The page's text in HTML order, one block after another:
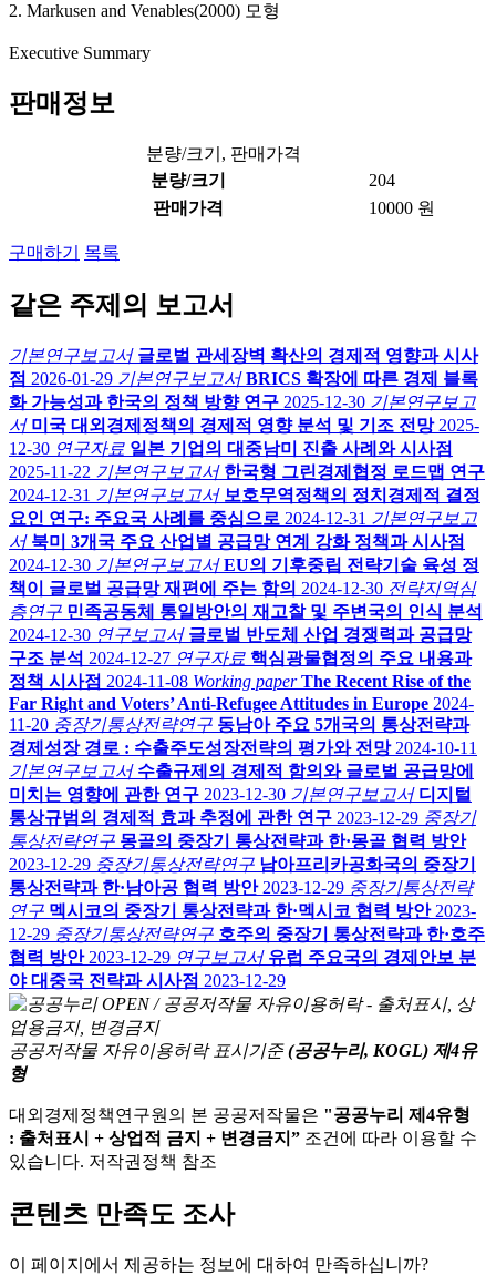
2. Markusen and Venables(2000) 모형
Executive Summary
판매정보
분량/크기, 판매가격
분량/크기
204
판매가격
10000 원
구매하기 목록
같은 주제의 보고서
기본연구보고서 글로벌 관세장벽 확산의 경제적 영향과 시사
점 2026-01-29 기본연구보고서 BRICS 확장에 따른 경제 블록
화 가능성과 한국의 정책 방향 연구 2025-12-30 기본연구보고
서 미국 대외경제정책의 경제적 영향 분석 및 기조 전망 2025-
12-30 연구자료 일본 기업의 대중남미 진출 사례와 시사점
2025-11-22 기본연구보고서 한국형 그린경제협정 로드맵 연구
2024-12-31 기본연구보고서 보호무역정책의 정치경제적 결정
요인 연구: 주요국 사례를 중심으로 2024-12-31 기본연구보고
서 북미 3개국 주요 산업별 공급망 연계 강화 정책과 시사점
2024-12-30 기본연구보고서 EU의 기후중립 전략기술 육성 정
책이 글로벌 공급망 재편에 주는 함의 2024-12-30 전략지역심
층연구 민족공동체 통일방안의 재고찰 및 주변국의 인식 분석
2024-12-30 연구보고서 글로벌 반도체 산업 경쟁력과 공급망
구조 분석 2024-12-27 연구자료 핵심광물협정의 주요 내용과
정책 시사점 2024-11-08 Working paper The Recent Rise of the
Far Right and Voters’ Anti-Refugee Attitudes in Europe 2024-
11-20 중장기통상전략연구 동남아 주요 5개국의 통상전략과
경제성장 경로 : 수출주도성장전략의 평가와 전망 2024-10-11
기본연구보고서 수출규제의 경제적 함의와 글로벌 공급망에
미치는 영향에 관한 연구 2023-12-30 기본연구보고서 디지털
통상규범의 경제적 효과 추정에 관한 연구 2023-12-29 중장기
통상전략연구 몽골의 중장기 통상전략과 한·몽골 협력 방안
2023-12-29 중장기통상전략연구 남아프리카공화국의 중장기
통상전략과 한·남아공 협력 방안 2023-12-29 중장기통상전략
연구 멕시코의 중장기 통상전략과 한·멕시코 협력 방안 2023-
12-29 중장기통상전략연구 호주의 중장기 통상전략과 한·호주
협력 방안 2023-12-29 연구보고서 유럽 주요국의 경제안보 분
야 대중국 전략과 시사점 2023-12-29
공공저작물 자유이용허락 표시기준 (공공누리, KOGL) 제4유
형
대외경제정책연구원의 본 공공저작물은 "공공누리 제4유형
: 출처표시 + 상업적 금지 + 변경금지” 조건에 따라 이용할 수
있습니다. 저작권정책 참조
콘텐츠 만족도 조사
이 페이지에서 제공하는 정보에 대하여 만족하십니까?